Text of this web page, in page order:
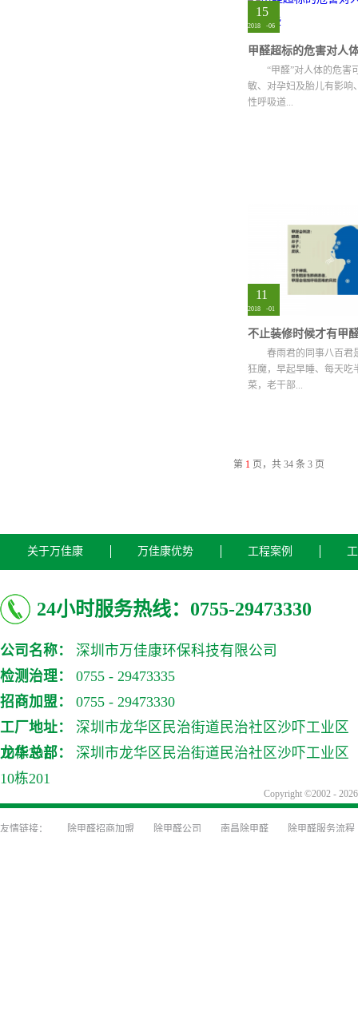
“甲醛”对人体的危害
敏、对孕妇及胎儿有影响
性呼吸道...
2018 -06
15
春雨君的同事八百君
狂魔，早起早睡、每天吃
菜，老干部...
2018 -01
11
第 1 页，共 34 条 3 页
关于万佳康 万佳康优势 工程案例
24小时服务热线：0755-29473330
公司名称：
深圳市万佳康环保科技有限公司
检测治理：
0755 - 29473335
招商加盟：
0755 - 29473330
工厂地址：
深圳市龙华区民治街道民治社区沙吓工业区
10栋201
龙华总部：
深圳市龙华区民治街道民治社区沙吓工业区
10栋201
Copyright ©2002 -
除甲醛招商加盟 除甲醛公司 南昌除甲醛 除甲醛服务流程